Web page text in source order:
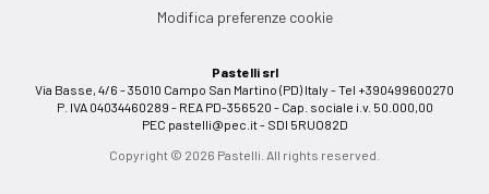
Modifica preferenze cookie
Pastelli srl
Via Basse, 4/6 - 35010 Campo San Martino (PD) Italy - Tel +390499600270
P. IVA 04034460289 - REA PD-356520 - Cap. sociale i.v. 50.000,00
PEC pastelli@pec.it- SDI 5RUO82D
Copyright © 2026 Pastelli. All rights reserved.